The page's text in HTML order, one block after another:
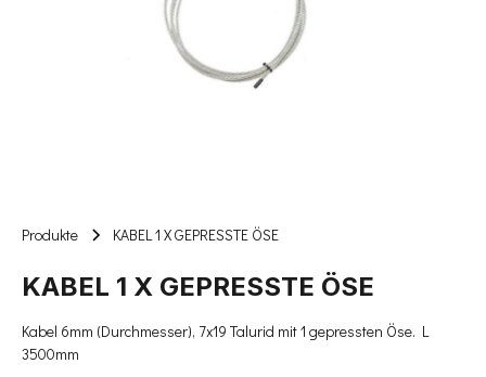
Produkte KABEL 1 X GEPRESSTE ÖSE
KABEL 1 X GEPRESSTE ÖSE
Kabel 6mm (Durchmesser), 7x19 Talurid mit 1 gepressten Öse. L
3500mm